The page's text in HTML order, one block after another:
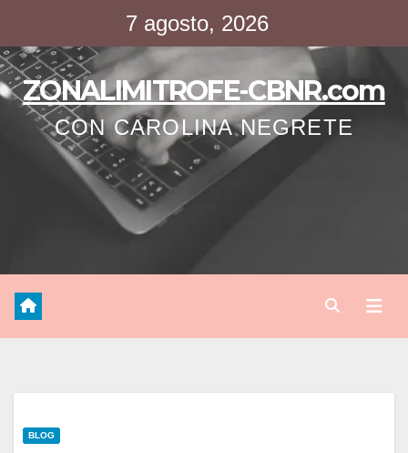
contenido
7 agosto, 2026
ZONALIMITROFE-CBNR.com
CON CAROLINA NEGRETE
BLOG